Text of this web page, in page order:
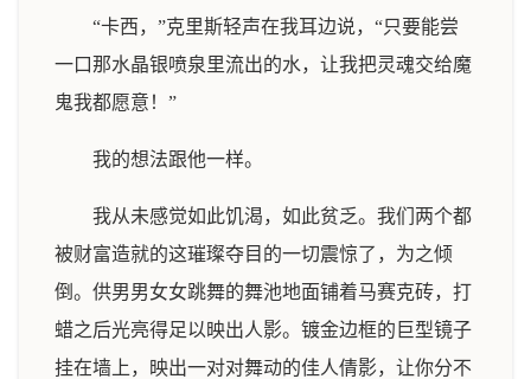
“卡西，”克里斯轻声在我耳边说，“只要能尝
一口那水晶银喷泉里流出的水，让我把灵魂交给魔
鬼我都愿意！”
我的想法跟他一样。
我从未感觉如此饥渴，如此贫乏。我们两个都
被财富造就的这璀璨夺目的一切震惊了，为之倾
倒。供男男女女跳舞的舞池地面铺着马赛克砖，打
蜡之后光亮得足以映出人影。镀金边框的巨型镜子
挂在墙上，映出一对对舞动的佳人倩影，让你分不